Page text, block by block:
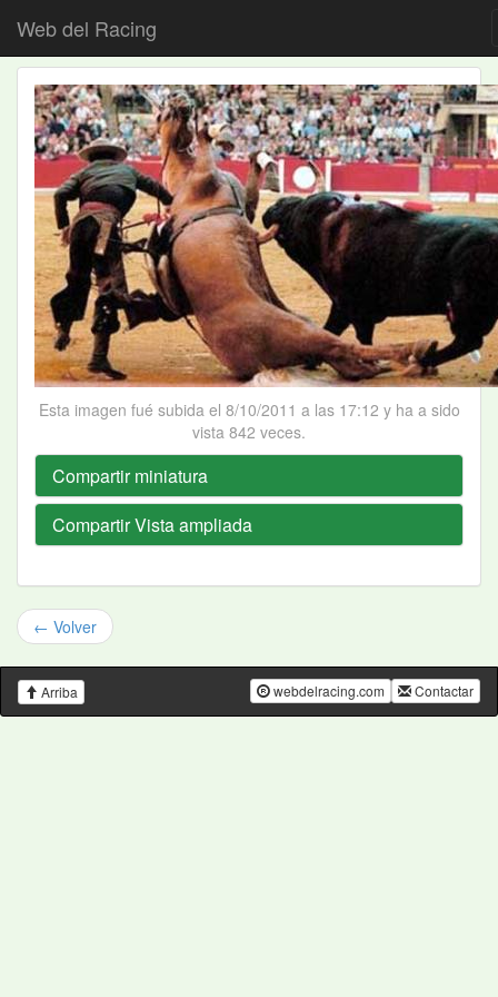
Web del Racing
Esta imagen fué subida el 8/10/2011 a las 17:12 y ha a sido
vista 842 veces.
Compartir miniatura
Compartir Vista ampliada
← Volver
Contactar
webdelracing.com
Arriba